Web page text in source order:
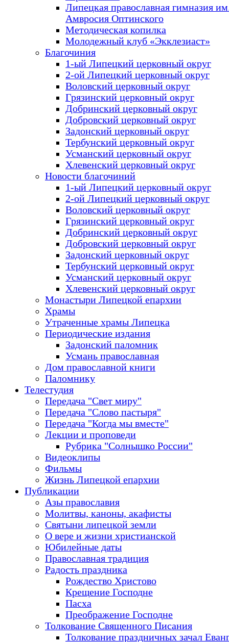
Липецкая православная гимназия
Амвросия Оптинского
Методическая копилка
Молодежный клуб «Экклезиаст»
Благочиния
1-ый Липецкий церковный округ
2-ой Липецкий церковный округ
Воловский церковный округ
Грязинский церковный округ
Добринский церковный округ
Добровский церковный округ
Задонский церковный округ
Тербунский церковный округ
Усманский церковный округ
Хлевенский церковный округ
Новости благочиний
1-ый Липецкий церковный округ
2-ой Липецкий церковный округ
Воловский церковный округ
Грязинский церковный округ
Добринский церковный округ
Добровский церковный округ
Задонский церковный округ
Тербунский церковный округ
Усманский церковный округ
Хлевенский церковный округ
Монастыри Липецкой епархии
Храмы
Утраченные храмы Липецка
Периодические издания
Задонский паломник
Усмань православная
Дом православной книги
Паломнику
Телестудия
Передача "Свет миру"
Передача "Слово пастыря"
Передача "Когда мы вместе"
Лекции и проповеди
Рубрика "Солнышко России"
Видеоклипы
Фильмы
Жизнь Липецкой епархии
Публикации
Азы православия
Молитвы, каноны, акафисты
Святыни липецкой земли
О вере и жизни христианской
Юбилейные даты
Православная традиция
Радость праздника
Рождество Христово
Крещение Господне
Пасха
Преображение Господне
Толкование Священного Писания
Толкование праздничных зачал